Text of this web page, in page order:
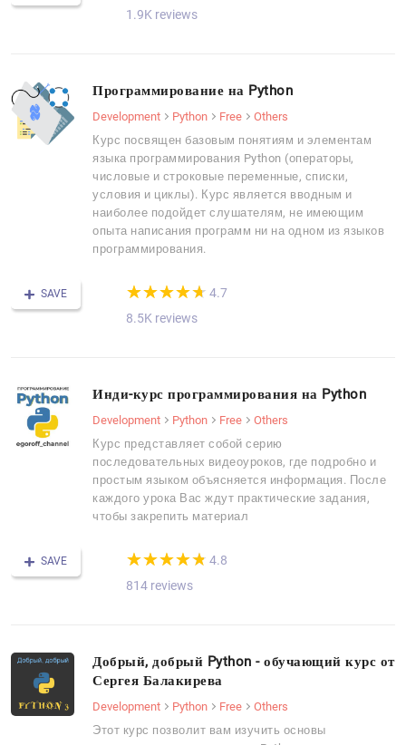
1.9K reviews
Программирование на Python
Development Python Free
Others
Курс посвящен базовым понятиям и элементам
языка программирования Python (операторы,
числовые и строковые переменные, списки,
условия и циклы). Курс является вводным и
наиболее подойдет слушателям, не имеющим
опыта написания программ ни на одном из языков
программирования.
SAVE (*)
★
★
(*)★
★
(*) ★
★
(*) ★
★
(*) ★
★ 4.7
8.5K reviews
Инди-курс программирования на Python
Development Python Free
Others
Курс представляет собой серию
последовательных видеоуроков, где подробно и
простым языком объясняется информация. После
каждого урока Вас ждут практические задания,
чтобы закрепить материал
SAVE (*)
★
★
(*)★
★
(*) ★
★
(*) ★
★
(*) ★
★ 4.8
814 reviews
Добрый, добрый Python - обучающий курс от
Сергея Балакирева
Development Python Free
Others
Этот курс позволит вам изучить основы